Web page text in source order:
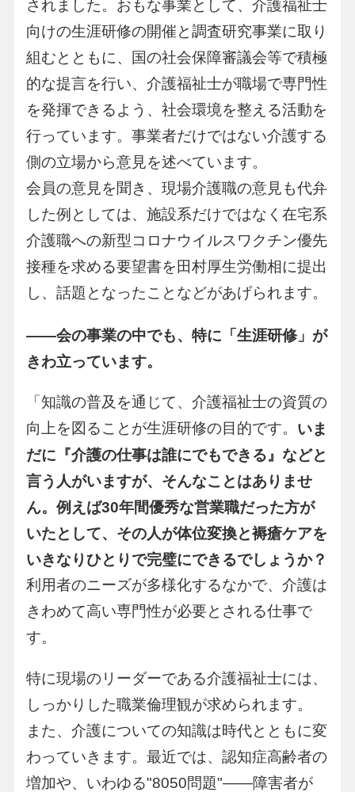
されました。おもな事業として、介護福祉士
向けの生涯研修の開催と調査研究事業に取り
組むとともに、国の社会保障審議会等で積極
的な提言を行い、介護福祉士が職場で専門性
を発揮できるよう、社会環境を整える活動を
行っています。事業者だけではない介護する
側の立場から意見を述べています。
会員の意見を聞き、現場介護職の意見も代弁
した例としては、施設系だけではなく在宅系
介護職への新型コロナウイルスワクチン優先
接種を求める要望書を田村厚生労働相に提出
し、話題となったことなどがあげられます。
――会の事業の中でも、特に「生涯研修」が
きわ立っています。
「知識の普及を通じて、介護福祉士の資質の
向上を図ることが生涯研修の目的です。 いま
だに『介護の仕事は誰にでもできる』などと
言う人がいますが、そんなことはありませ
ん。例えば30年間優秀な営業職だった方が
いたとして、その人が体位変換と褥瘡ケアを
いきなりひとりで完璧にできるでしょうか？
利用者のニーズが多様化するなかで、介護は
きわめて高い専門性が必要とされる仕事で
す。
特に現場のリーダーである介護福祉士には、
しっかりした職業倫理観が求められます。
また、介護についての知識は時代とともに変
わっていきます。最近では、認知症高齢者の
増加や、いわゆる"8050問題"――障害者が